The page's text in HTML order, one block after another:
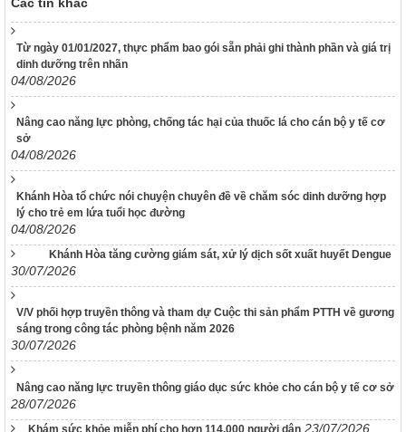
Từ ngày 01/01/2027, thực phẩm bao gói sẵn phải ghi thành phần và giá trị
dinh dưỡng trên nhãn
04/08/2026
Nâng cao năng lực phòng, chống tác hại của thuốc lá cho cán bộ y tế cơ
sở
04/08/2026
Khánh Hòa tổ chức nói chuyện chuyên đề về chăm sóc dinh dưỡng hợp
lý cho trẻ em lứa tuổi học đường
04/08/2026
Khánh Hòa tăng cường giám sát, xử lý dịch sốt xuất huyết Dengue
30/07/2026
V/V phối hợp truyền thông và tham dự Cuộc thi sản phẩm PTTH về gương
sáng trong công tác phòng bệnh năm 2026
30/07/2026
Nâng cao năng lực truyền thông giáo dục sức khỏe cho cán bộ y tế cơ sở
28/07/2026
Khám sức khỏe miễn phí cho hơn 114.000 người dân 23/07/2026
117/2025/QH15
63/2026/NĐ-CP
Nghị định Quy định chi tiết một số điều và biện pháp thi hành
Luật bảo vệ bí mật nhà nước
CÔNG BÁO/Số 1097 + 1098
LUẬT XỬ LÝ VI PHẠM HÀNH CHÍNH
190/2025/NĐ-CP
Nghị định Sửa đổi, bổ sung một số điều của Nghị định số
118/2021/NĐ-CP ngày 23 tháng 12 năm 2021 của Chính phủ
vi phạm hành chính được sửa đổi, bổ sung theo Nghị định số
68/2025/NĐ-CP ngày 18 tháng 3 năm 2025 của Chính phủ và
Nghị định số 120/2021/NĐ-CP ngày 24 tháng 12 năm 2021